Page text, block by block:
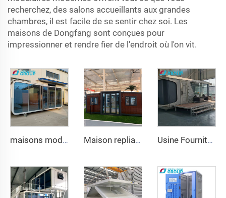
recherchez, des salons accueillants aux grandes
chambres, il est facile de se sentir chez soi. Les
maisons de Dongfang sont conçues pour
impressionner et rendre fier de l'endroit où l'on vit.
maisons modulaires préfabriquées de 20 à 40 pieds Conteneurs de bureaux portables Tiny Homes Cabine Apple Mouvable Maison repliable 20ft 40ft Préfabriquée Portable Conteneur Maison Mobile Extensible 3 Chambres Modulaire Préfabriquée Maison Extensible Usine Fourniture Luxe 20 pieds Conteneur Maison Confortable Petit Espace Capsule Maison Préfabriquée Acier Modulaire Lit Hôtel Cabine Bureau